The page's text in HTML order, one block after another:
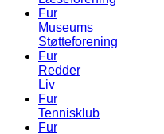
Fur
Museums
Støtteforening
Fur
Redder
Liv
Fur
Tennisklub
Fur